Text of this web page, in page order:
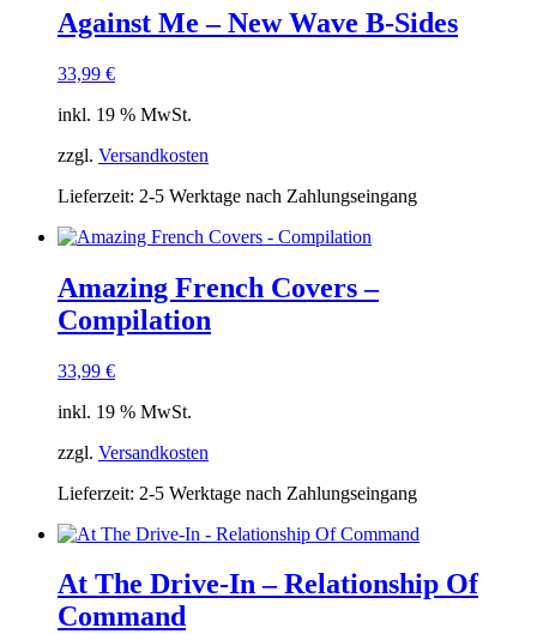
Against Me – New Wave B-Sides
33,99 €
inkl. 19 % MwSt.
zzgl. Versandkosten
Lieferzeit: 2-5 Werktage nach Zahlungseingang
Amazing French Covers –
Compilation
33,99 €
inkl. 19 % MwSt.
zzgl. Versandkosten
Lieferzeit: 2-5 Werktage nach Zahlungseingang
At The Drive-In – Relationship Of
Command